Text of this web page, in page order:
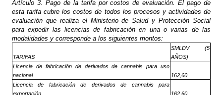
Artículo 3. Pago de la tarifa por costos de evaluación. El pago de
esta tarifa cubre los costos de todos los procesos y actividades de
evaluación que realiza el Ministerio de Salud y Protección Social
para expedir las licencias de fabricación en una o varias de las
modalidades y corresponde a los siguientes montos:
TARIFAS
SMLDV (5
AÑOS)
Licencia de fabricación de derivados de cannabis para uso
nacional
162,60
Licencia de fabricación de derivados de cannabis para
exportación
162,60